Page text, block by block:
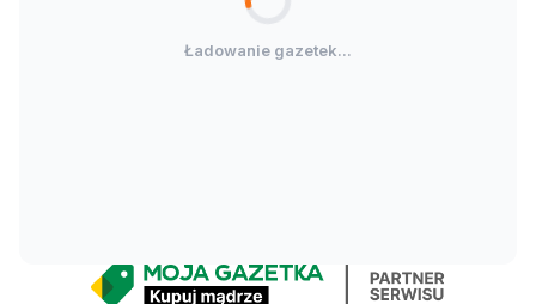
Ładowanie gazetek...